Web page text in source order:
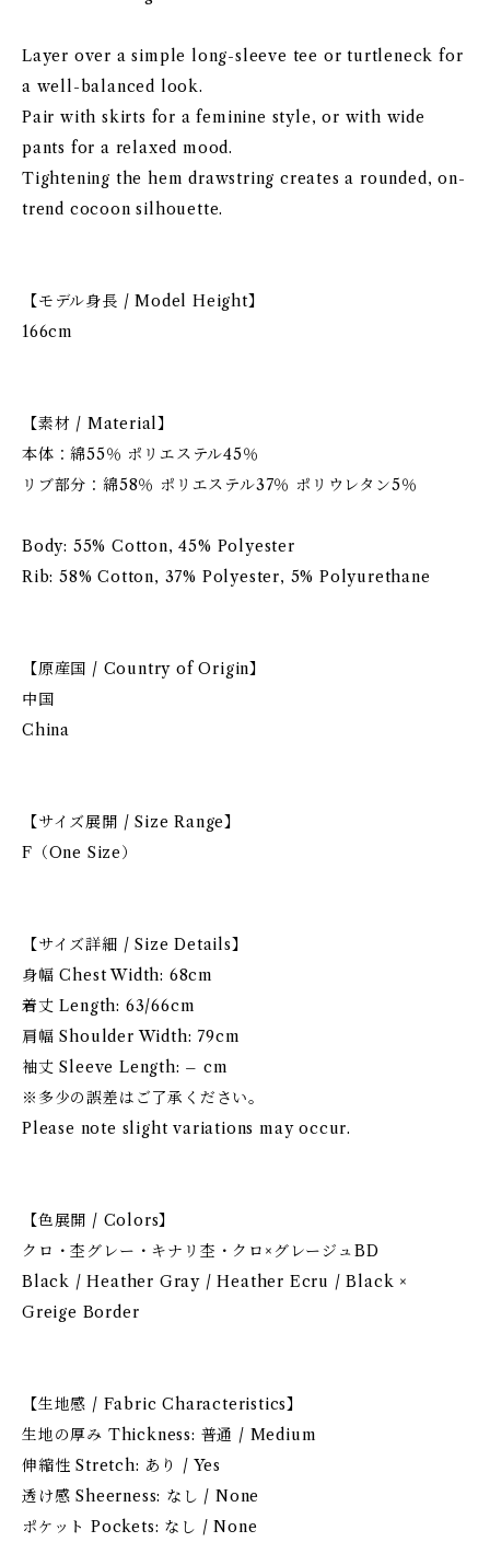
Layer over a simple long-sleeve tee or turtleneck for
a well-balanced look.
Pair with skirts for a feminine style, or with wide
pants for a relaxed mood.
Tightening the hem drawstring creates a rounded, on-
trend cocoon silhouette.
【モデル身長 / Model Height】
166cm
【素材 / Material】
本体：綿55％ ポリエステル45％
リブ部分：綿58％ ポリエステル37％ ポリウレタン5％
Body: 55% Cotton, 45% Polyester
Rib: 58% Cotton, 37% Polyester, 5% Polyurethane
【原産国 / Country of Origin】
中国
China
【サイズ展開 / Size Range】
F（One Size）
【サイズ詳細 / Size Details】
身幅 Chest Width: 68cm
着丈 Length: 63/66cm
肩幅 Shoulder Width: 79cm
袖丈 Sleeve Length: – cm
※多少の誤差はご了承ください。
Please note slight variations may occur.
【色展開 / Colors】
クロ・杢グレー・キナリ杢・クロ×グレージュBD
Black / Heather Gray / Heather Ecru / Black ×
Greige Border
【生地感 / Fabric Characteristics】
生地の厚み Thickness: 普通 / Medium
伸縮性 Stretch: あり / Yes
透け感 Sheerness: なし / None
ポケット Pockets: なし / None